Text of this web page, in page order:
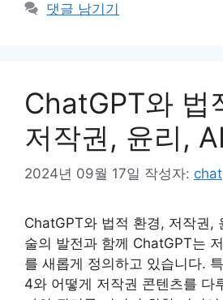
댓글 남기기
ChatGPT와 법
저작권, 윤리,
2024년 09월 17일 작성자:
ChatGPT와 법적 환경, 저작권,
술의 발전과 함께 ChatGPT는
를 새롭게 정의하고 있습니다.
4와 어떻게 저작권 콘텐츠를 다